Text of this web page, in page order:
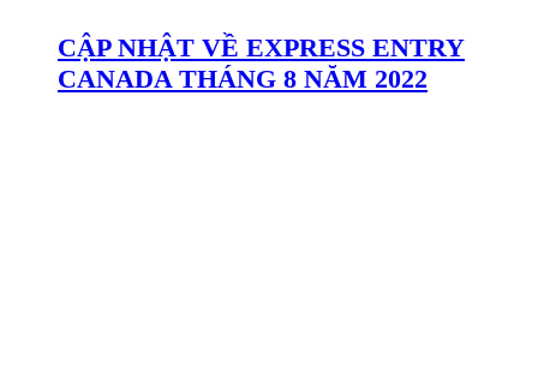
CẬP NHẬT VỀ EXPRESS ENTRY
CANADA THÁNG 8 NĂM 2022